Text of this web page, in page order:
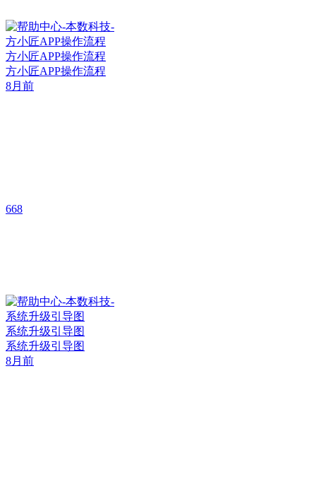
方小匠APP操作流程
方小匠APP操作流程
8月前
668
系统升级引导图
系统升级引导图
8月前